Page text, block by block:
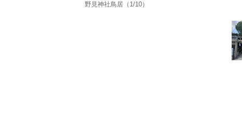
野見神社鳥居（1/10）